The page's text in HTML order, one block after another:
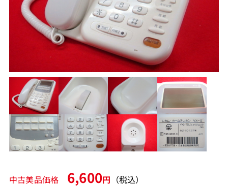
中古美品価格 6,600円 （税込）